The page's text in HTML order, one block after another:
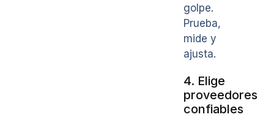
golpe.
Prueba,
mide y
ajusta.
4. Elige
proveedores
confiables